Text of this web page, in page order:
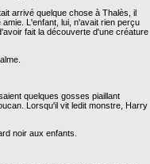
arrivé quelque chose à Thalès, il
L'enfant, lui, n'avait rien perçu
fait la découverte d'une créature
quelques gosses piaillant
Lorsqu'il vit ledit monstre, Harry
noir aux enfants.